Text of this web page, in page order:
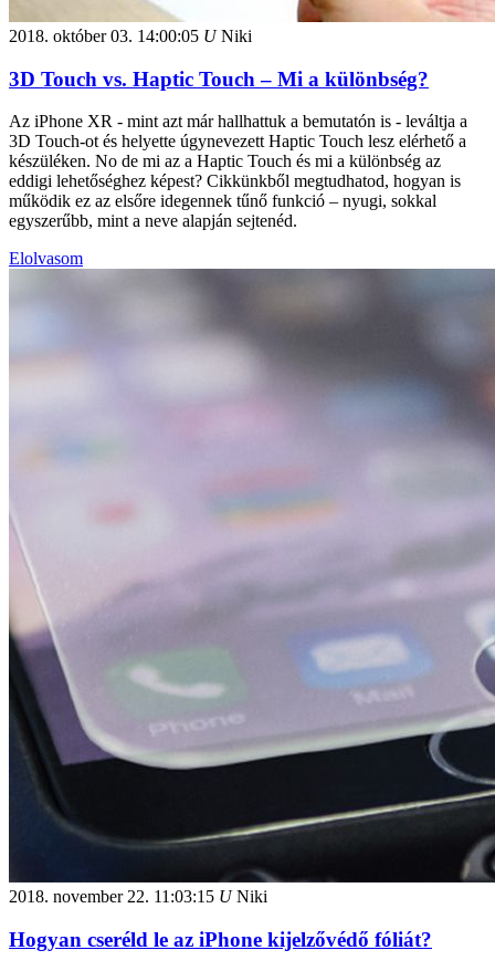
2018. október 03. 14:00:05 UNiki
3D Touch vs. Haptic Touch – Mi a különbség?
Az iPhone XR - mint azt már hallhattuk a bemutatón is - leváltja a
3D Touch-ot és helyette úgynevezett Haptic Touch lesz elérhető a
készüléken. No de mi az a Haptic Touch és mi a különbség az
eddigi lehetőséghez képest? Cikkünkből megtudhatod, hogyan is
működik ez az elsőre idegennek tűnő funkció – nyugi, sokkal
egyszerűbb, mint a neve alapján sejtenéd.
Elolvasom
2018. november 22. 11:03:15 UNiki
Hogyan cseréld le az iPhone kijelzővédő fóliát?